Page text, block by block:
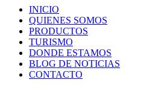
INICIO
QUIENES SOMOS
PRODUCTOS
TURISMO
DONDE ESTAMOS
BLOG DE NOTICIAS
CONTACTO